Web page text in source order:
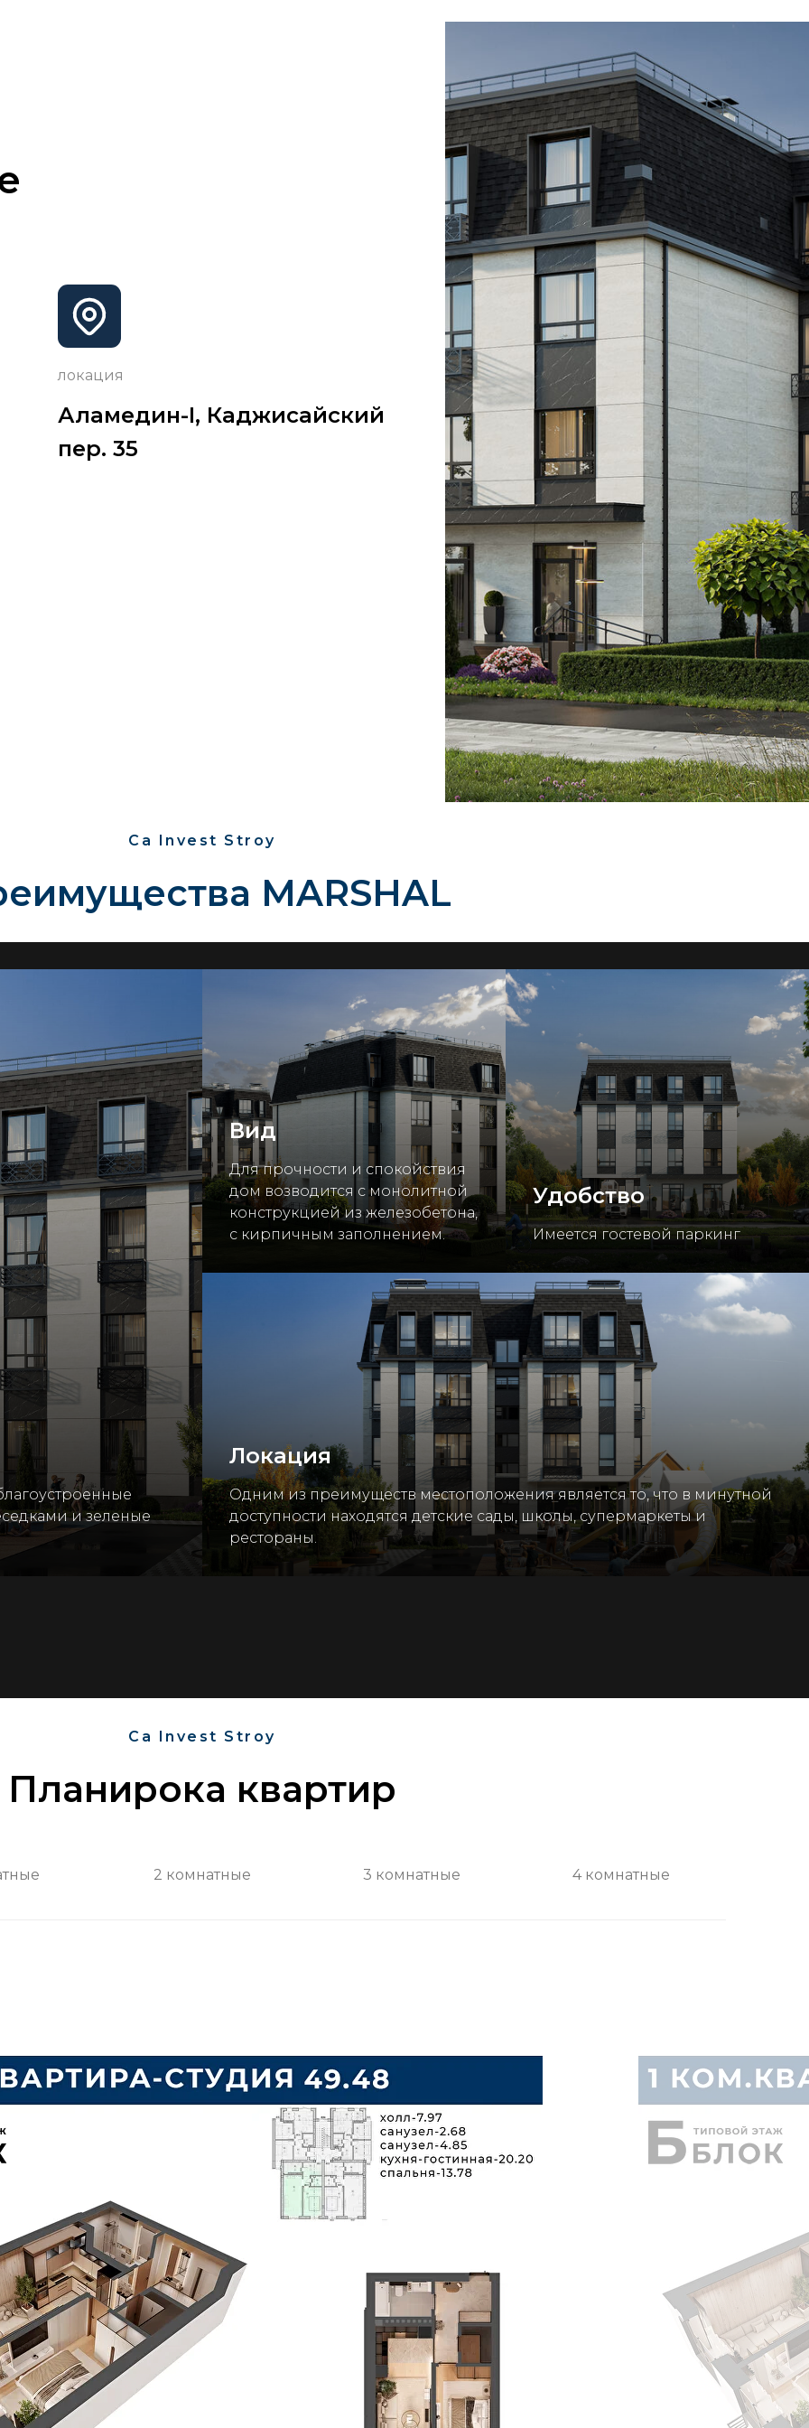
локация
Аламедин-I, Каджисайский
пер. 35
Ca Invest Stroy
MARSHAL
и зеленые
Вид
Для прочности и спокойствия
дом возводится с монолитной
конструкцией из железобетона,
с кирпичным заполнением.
Удобство
Имеется гостевой паркинг
Локация
Одним из преимуществ местоположения является то, что в минутной
доступности находятся детские сады, школы, супермаркеты и
рестораны.
Ca Invest Stroy
Планирока квартир
2 комнатные 3 комнатные 4 комнатные